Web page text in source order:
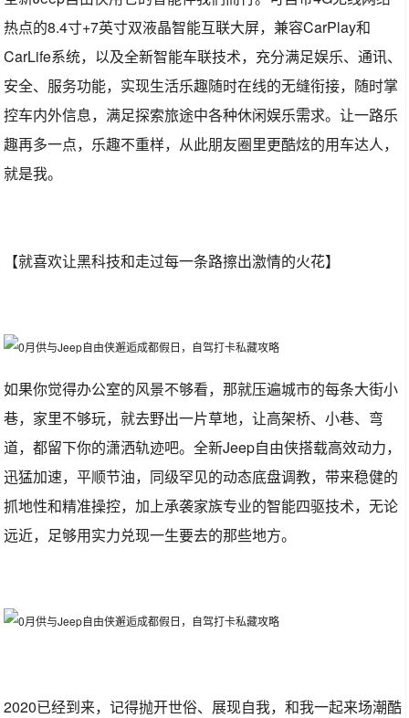
热点的8.4寸+7英寸双液晶智能互联大屏，兼容CarPlay和
CarLife系统，以及全新智能车联技术，充分满足娱乐、通讯、
安全、服务功能，实现生活乐趣随时在线的无缝衔接，随时掌
控车内外信息，满足探索旅途中各种休闲娱乐需求。让一路乐
趣再多一点，乐趣不重样，从此朋友圈里更酷炫的用车达人，
就是我。
【就喜欢让黑科技和走过每一条路擦出激情的火花】
如果你觉得办公室的风景不够看，那就压遍城市的每条大街小
巷，家里不够玩，就去野出一片草地，让高架桥、小巷、弯
道，都留下你的潇洒轨迹吧。全新Jeep自由侠搭载高效动力，
迅猛加速，平顺节油，同级罕见的动态底盘调教，带来稳健的
抓地性和精准操控，加上承袭家族专业的智能四驱技术，无论
远近，足够用实力兑现一生要去的那些地方。
2020已经到来，记得抛开世俗、展现自我，和我一起来场潮酷